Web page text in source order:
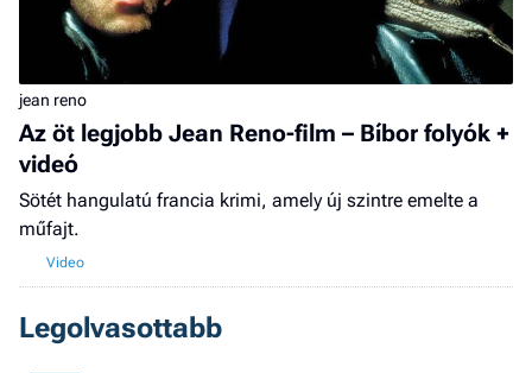
jean reno
Az öt legjobb Jean Reno-film – Bíbor folyók +
videó
Sötét hangulatú francia krimi, amely új szintre emelte a
műfajt.
Legolvasottabb